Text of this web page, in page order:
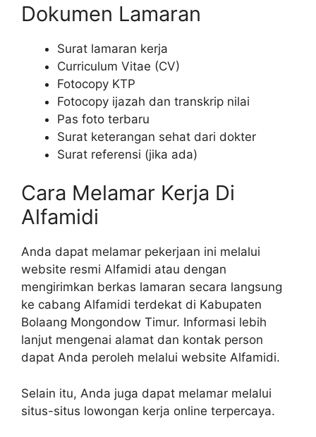
Dokumen Lamaran
Surat lamaran kerja
Curriculum Vitae (CV)
Fotocopy KTP
Fotocopy ijazah dan transkrip nilai
Pas foto terbaru
Surat keterangan sehat dari dokter
Surat referensi (jika ada)
Cara Melamar Kerja Di
Alfamidi
Anda dapat melamar pekerjaan ini melalui
website resmi Alfamidi atau dengan
mengirimkan berkas lamaran secara langsung
ke cabang Alfamidi terdekat di Kabupaten
Bolaang Mongondow Timur. Informasi lebih
lanjut mengenai alamat dan kontak person
dapat Anda peroleh melalui website Alfamidi.
Selain itu, Anda juga dapat melamar melalui
situs-situs lowongan kerja online terpercaya.